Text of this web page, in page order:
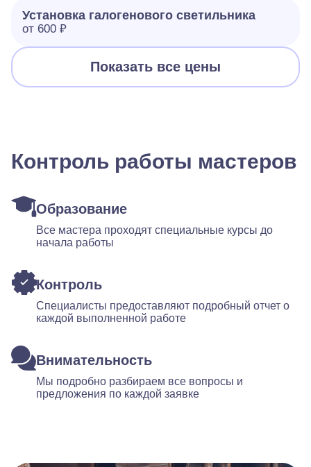
Установка галогенового светильника
от 600 ₽
Показать все цены
Контроль работы мастеров
Образование
Все мастера проходят специальные курсы до
начала работы
Контроль
Специалисты предоставляют подробный отчет о
каждой выполненной работе
Внимательность
Мы подробно разбираем все вопросы и
предложения по каждой заявке